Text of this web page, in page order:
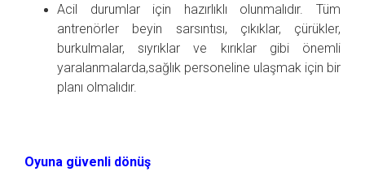
Acil durumlar için hazırlıklı olunmalıdır. Tüm
antrenörler beyin sarsıntısı, çıkıklar, çürükler,
burkulmalar, sıyrıklar ve kırıklar gibi önemli
yaralanmalarda,sağlık personeline ulaşmak için bir
planı olmalıdır.
Oyuna güvenli dönüş